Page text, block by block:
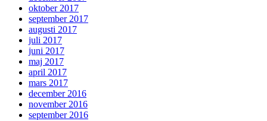
oktober 2017
september 2017
augusti 2017
juli 2017
juni 2017
maj 2017
april 2017
mars 2017
december 2016
november 2016
september 2016